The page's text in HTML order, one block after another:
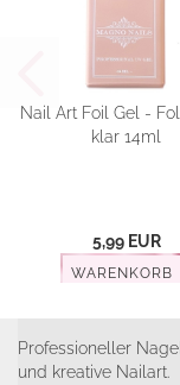
Nail Art Foil Gel -
klar 14ml
5,99 EUR
WARENKORB
Professioneller
und kreative Nailart.